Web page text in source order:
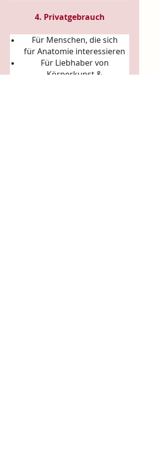
4. Privatgebrauch
Für Menschen, die sich
fürAnatomie interessieren
Für Liebhaber von
Körperkunst &